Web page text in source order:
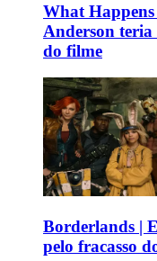
What
Anderson teria
do filme
Borderlands |
pelo fracasso